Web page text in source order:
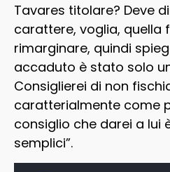
Tavares titolare? Deve
carattere, voglia, quella
rimarginare, quindi
accaduto è stato solo
Consiglierei di non
caratterialmente come
consiglio che darei a lui
semplici”.